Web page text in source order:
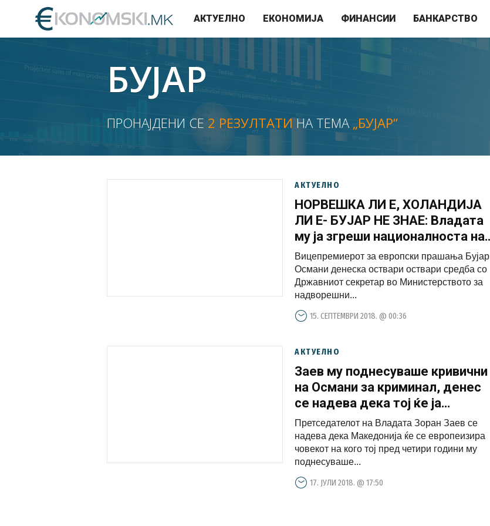
АКТУЕЛНО ЕКОНОМИЈА ФИНАНСИИ БАНКАРСТВО
БУЈАР
ПРОНАЈДЕНИ СЕ2 РЕЗУЛТАТИНА ТЕМА „БУЈАР“
АКТУЕЛНО
НОРВЕШКА ЛИ Е, ХОЛАНДИЈА
ЛИ Е- БУЈАР НЕ ЗНАЕ: Владата
му ја згреши националноста на
норвешкиот државен секретар
во Министерството за
надворешни
Вицепремиерот за европски прашања Бујар
Османи денеска оствари оствари средба со
Државниот секретар во Министерството за
надворешни...
15. СЕПТЕМВРИ 2018. @ 00:36
АКТУЕЛНО
Заев му поднесуваше кривични
на Османи за криминал, денес
се надева дека тој ќе ја
европеизира Македонија
Претседателот на Владата Зоран Заев се
надева дека Македонија ќе се европеизира
човекот на кого тој пред четири години му
поднесуваше...
17. ЈУЛИ 2018. @ 17:50